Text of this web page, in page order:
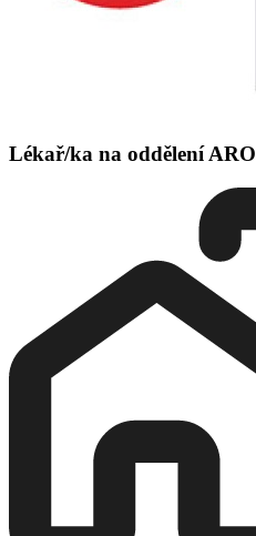
Lékař/ka na oddělení ARO